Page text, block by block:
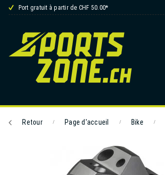
Port gratuit à partir de CHF 50.00*
Retour / Page d'accueil / Bike /